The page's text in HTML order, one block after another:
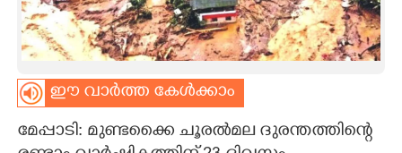
ART
ASTRO
ഈ വാർത്ത കേൾക്കാം
മേപ്പാടി: മുണ്ടക്കെെ ചൂരൽമല ദുരന്തത്തിന്റെ